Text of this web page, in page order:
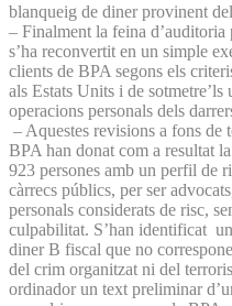
blanqueig de diner provinent
– Finalment la feina
s’ha reconvertit en un simple
clients de BPA segons els
als Estats Units i de
operacions personals dels
– Aquestes revisions a fons de
BPA han donat com a resultat
923 persones amb un perfil de
càrrecs públics, per ser
personals considerats de risc,
culpabilitat. S’han identificat
diner B fiscal que no
del crim organitzat ni del
ordinador un text preliminar